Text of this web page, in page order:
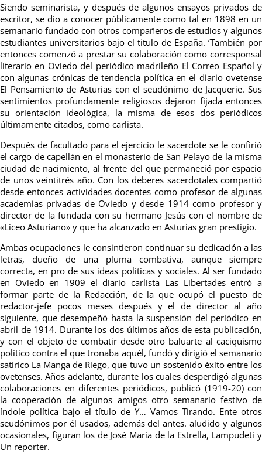
Siendo seminarista, y después de algunos ensayos privados de
escritor, se dio a conocer públicamente como tal en 1898 en un
semanario fundado con otros compañeros de estudios y algunos
estudiantes universitarios bajo el titulo de España. ‘También por
entonces comenzó a prestar su colaboración como corresponsal
literario en Oviedo del periódico madrileño El Correo Español y
con algunas crónicas de tendencia política en el diario ovetense
El Pensamiento de Asturias con el seudónimo de Jacquerie. Sus
sentimientos profundamente religiosos dejaron fijada entonces
su orientación ideológica, la misma de esos dos periódicos
últimamente citados, como carlista.
Después de facultado para el ejercicio le sacerdote se le confirió
el cargo de capellán en el monasterio de San Pelayo de la misma
ciudad de nacimiento, al frente del que permaneció por espacio
de unos veintitrés año. Con los deberes sacerdotales compartió
desde entonces actividadesdocentes como profesor de algunas
academias privadas de Oviedo y desde 1914 como profesor y
director de la fundada con su hermano Jesús con el nombre de
«Liceo Asturiano» y que ha alcanzado en Asturias gran prestigio.
Ambas ocupaciones le consintieron continuar su dedicación a las
letras, dueño de una pluma combativa, aunque siempre
correcta, en pro de sus ideas políticas y sociales. Al ser fundado
en Oviedo en 1909 el diario carlista Las Libertades entró a
formar parte de la Redacción, de la que ocupó el puesto de
redactor-jefe pocos meses después y el de director al año
siguiente, que desempeñó hasta la suspensión del periódico en
abril de 1914. Durante los dos últimos años de esta publicación,
y con el objeto de combatir desde otro baluarte al caciquismo
político contrael que tronaba aquél, fundó y dirigió el semanario
satírico La Manga de Riego, que tuvo un sostenido éxito entre los
ovetenses. Años adelante, durante los cuales desperdigó algunas
colaboraciones en diferentes periódicos, publicó (1919-20) con
la cooperación de algunos amigos otro semanario festivo de
índole política bajo el título de Y… Vamos Tirando. Ente otros
seudónimos por él usados, además del antes. aludido y algunos
ocasionales, figuran los de José María de la Estrella, Lampudeti y
Un reporter.